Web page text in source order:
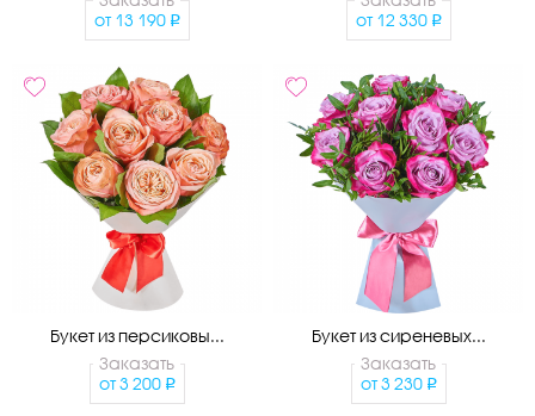
от 13 190
от 12 330
Букет из персиковы...
Заказать
от 3 200
Букет из сиреневых...
Заказать
от 3 230